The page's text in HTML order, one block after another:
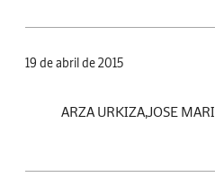
19 de abril de 2015
ARZA URKIZA,JOSE MARI